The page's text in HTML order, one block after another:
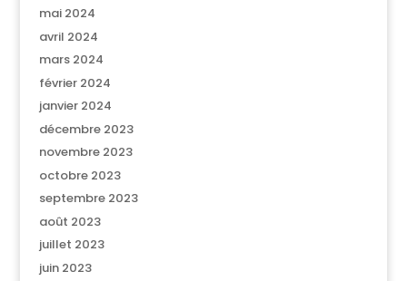
mai 2024
avril 2024
mars 2024
février 2024
janvier 2024
décembre 2023
novembre 2023
octobre 2023
septembre 2023
août 2023
juillet 2023
juin 2023